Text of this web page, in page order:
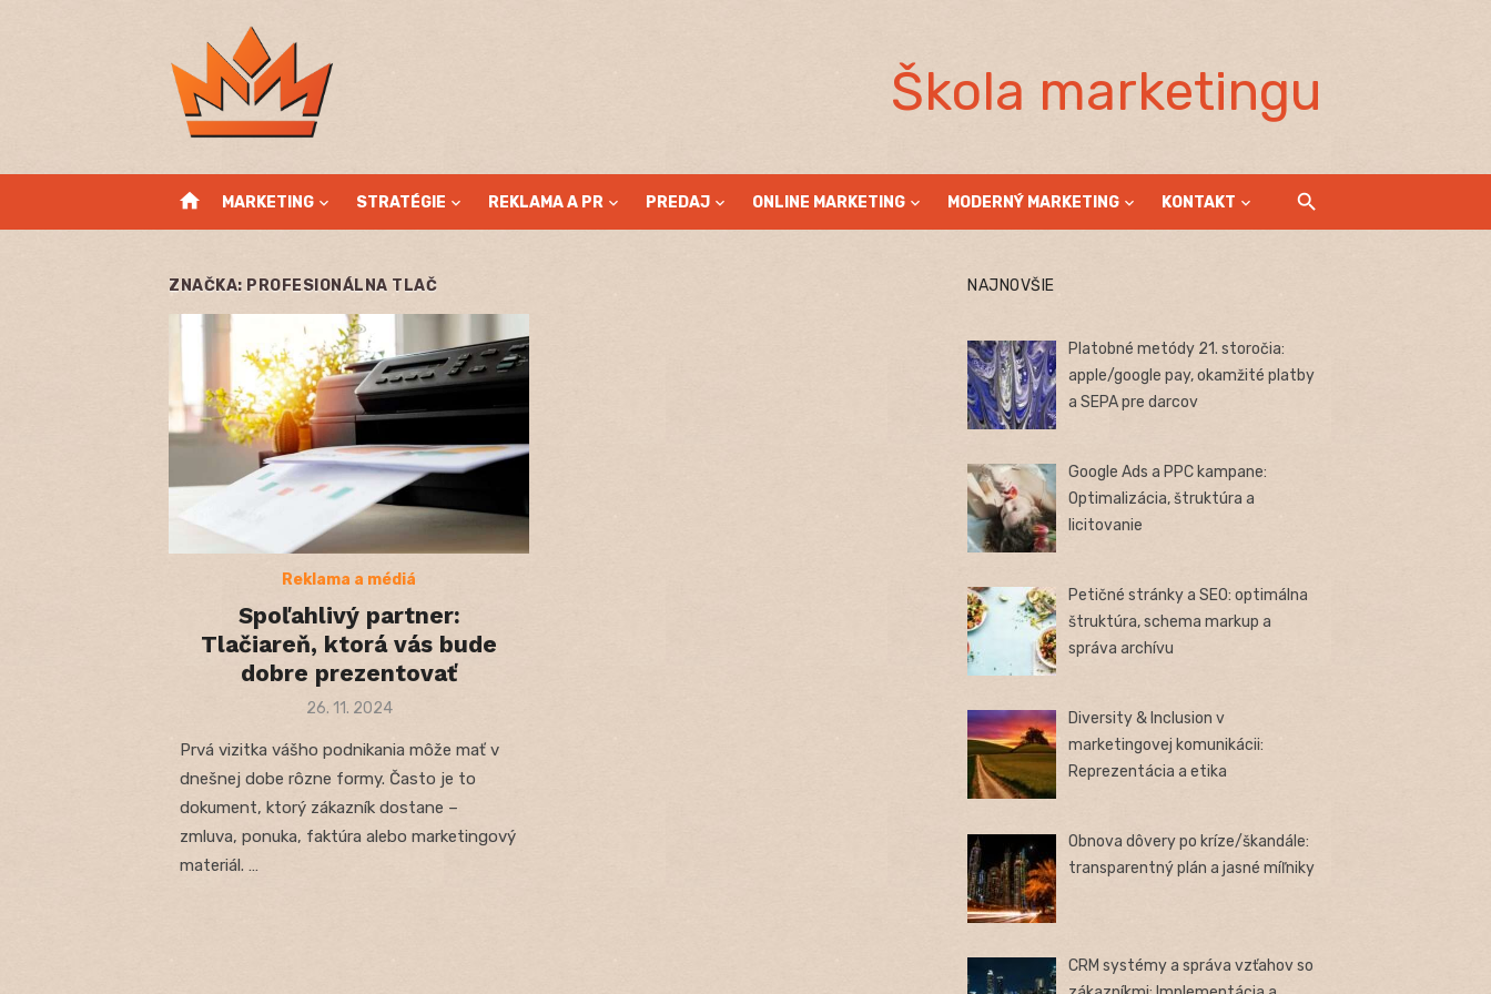
Škola marketingu
home MARKETING STRATÉGIE REKLAMA A PR PREDAJ ONLINE MARKETING MODERNÝ MARKETING KONTAKT
ZNAČKA: PROFESIONÁLNA TLAČ
Reklama a médiá
Spoľahlivý partner:
Tlačiareň, ktorá vás bude
dobre prezentovať
Posted
26. 11. 2024
Prvá vizitka vášho podnikania môže mať v
dnešnej dobe rôzne formy. Často je to
dokument, ktorý zákazník dostane –
zmluva, ponuka, faktúra alebo marketingový
materiál. …
NAJNOVŠIE
Platobné metódy 21. storočia:
apple/google pay, okamžité platby
a SEPA pre darcov
Google Ads a PPC kampane:
Optimalizácia, štruktúra a
licitovanie
Petičné stránky a SEO: optimálna
štruktúra, schema markup a
správa archívu
Diversity & Inclusion v
marketingovej komunikácii:
Reprezentácia a etika
Obnova dôvery po kríze/škandále:
transparentný plán a jasné míľniky
CRM systémy a správa vzťahov so